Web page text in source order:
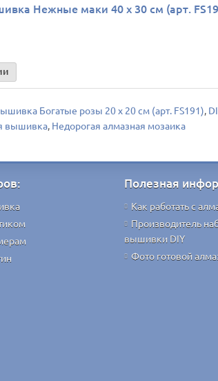
Нежные маки 40 х 30 см (арт.
Богатые розы 20 х 20 см (арт. FS191),
вышивка, Недорогая алмазная мозаика
Полезная
Как работать с
Производитель
вышивки DIY
Фото готовой